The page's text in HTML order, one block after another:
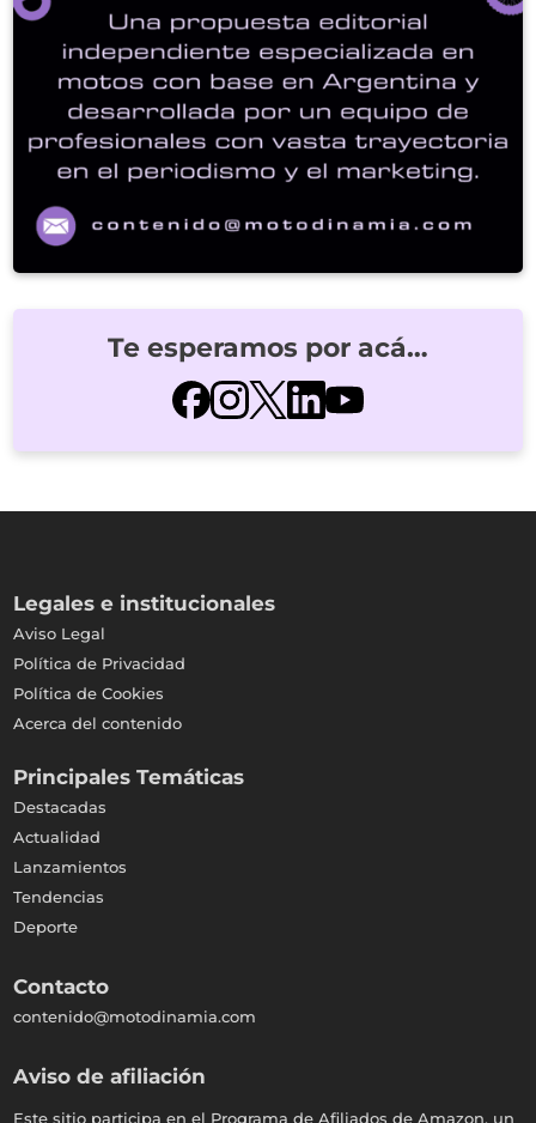
Te esperamos por acá…
Legales e institucionales
Aviso Legal
Política de Privacidad
Política de Cookies
Acerca del contenido
Principales Temáticas
Destacadas
Actualidad
Lanzamientos
Tendencias
Deporte
Contacto
contenido@motodinamia.com
Aviso de afiliación
Este sitio participa en el Programa de Afiliados de Amazon, un